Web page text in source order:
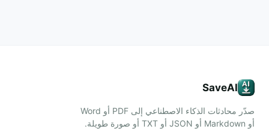
SaveAI
صدّر محادثات الذكاء الاصطناعي إلى PDF أو Word
أو Markdown أو JSON أو TXT أو صورة طويلة.